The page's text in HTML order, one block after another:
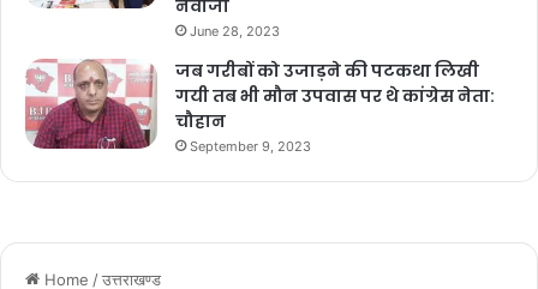
नवाजा
June 28, 2023
जब गरीबों को उजाड़ने की पटकथा लिखी
गयी तब भी मौन उपवास पर थे कांग्रेस नेता:
चौहान
September 9, 2023